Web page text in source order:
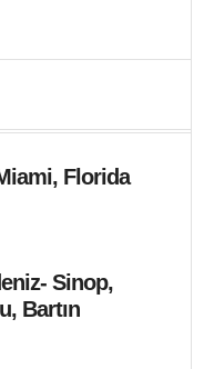
Florida
Sinop,
Bartın